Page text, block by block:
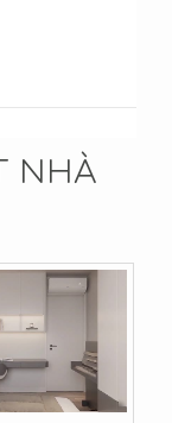
NHÀ